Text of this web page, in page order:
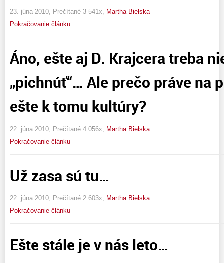
23. júna 2010, Prečítané 3 541x, Martha Bielska
Pokračovanie článku
Áno, ešte aj D. Krajcera treba
„pichnúť“… Ale prečo práve na
ešte k tomu kultúry?
22. júna 2010, Prečítané 4 056x, Martha Bielska
Pokračovanie článku
Už zasa sú tu…
22. júna 2010, Prečítané 2 603x, Martha Bielska
Pokračovanie článku
Ešte stále je v nás leto…